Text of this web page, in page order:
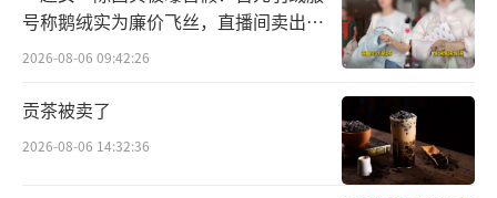
健品类广告”。但是，现实中一些直播间依
然“花招”频出，通过夸大效果、虚假宣传等
坑”。
长达10年的“神水”
号称鹅绒实为廉价飞丝，直播间卖出超
百万元
2026-08-06 09:42:26
贡茶被卖了
2026-08-06 14:32:36